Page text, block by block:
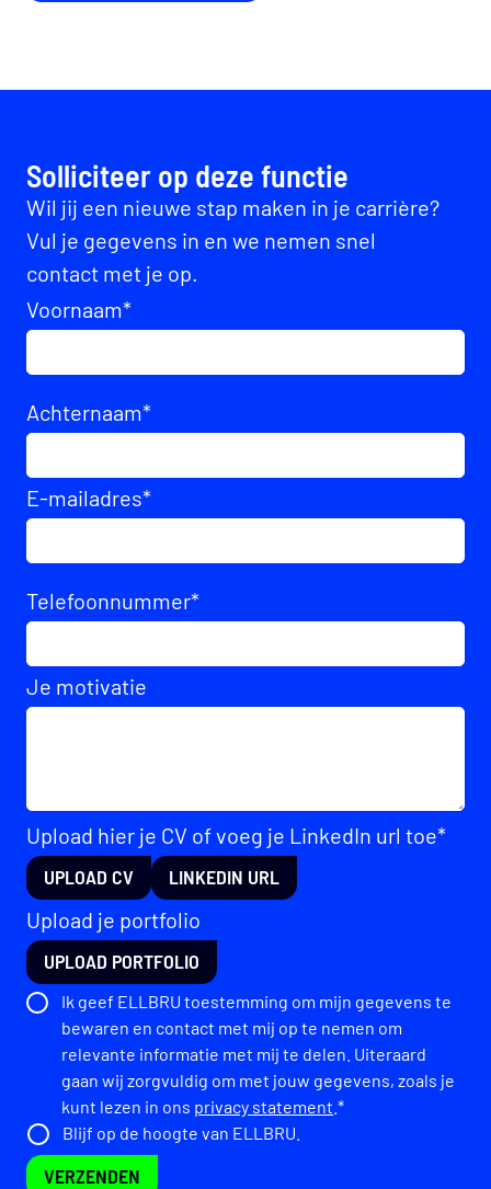
Solliciteer op deze functie
Wil jij een nieuwe stap maken in je carrière?
Vul je gegevens in en we nemen snel
contact met je op.
Voornaam*
Achternaam*
E-mailadres*
Telefoonnummer*
Je motivatie
Upload hier je CV of voeg je LinkedIn url toe*
UPLOAD CV LINKEDIN URL
Upload je portfolio
UPLOAD PORTFOLIO
Ik geef ELLBRU toestemming om mijn gegevens te
bewaren en contact met mij op te nemen om
relevante informatie met mij te delen. Uiteraard
gaan wij zorgvuldig om met jouw gegevens, zoals je
kunt lezen in ons privacy statement .*
Blijf op de hoogte van ELLBRU.
VERZENDEN